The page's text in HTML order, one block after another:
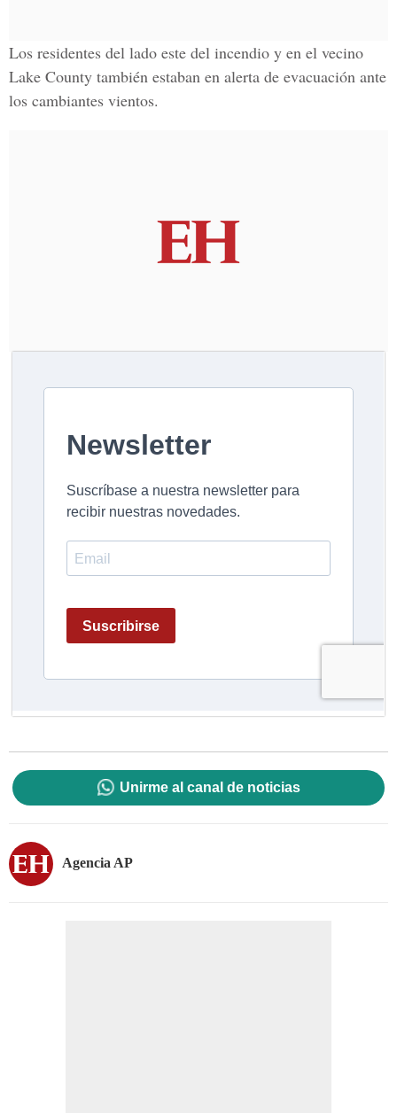
Los residentes del lado este del incendio y en el vecino
Lake County también estaban en alerta de evacuación ante
los cambiantes vientos.
Unirme al canal de noticias
Agencia AP